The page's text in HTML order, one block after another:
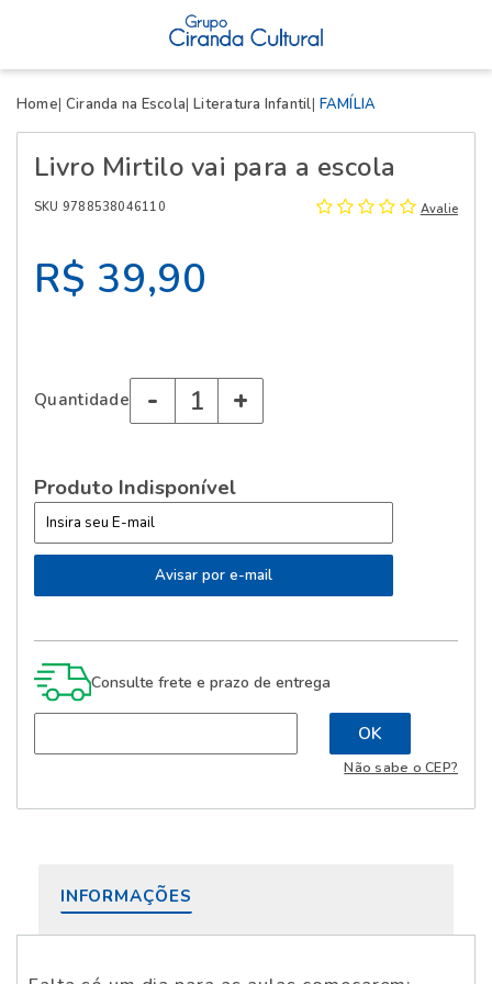
Home Ciranda na Escola Literatura Infantil FAMÍLIA
Livro Mirtilo vai para a escola
SKU 9788538046110 Avalie
R$ 39,90
Quantidade - +
Produto Indisponível
Consulte frete e prazo de entrega
Não sabe o CEP?
INFORMAÇÕES